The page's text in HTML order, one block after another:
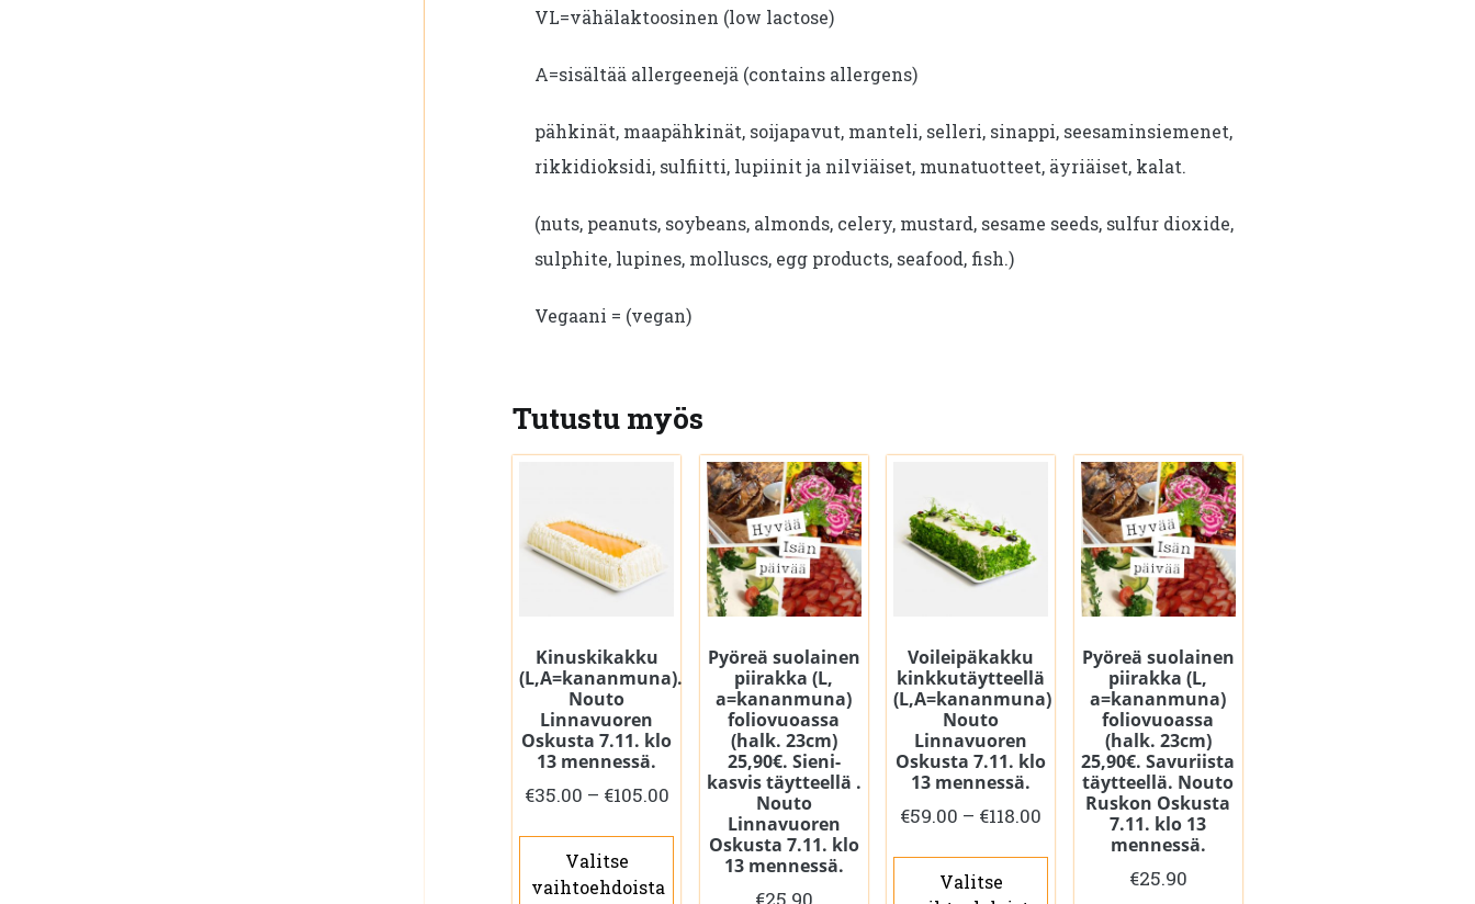
VL=vähälaktoosinen (low lactose)
A=sisältää allergeenejä (contains allergens)
pähkinät, maapähkinät, soijapavut, manteli, selleri, sinappi, seesaminsiemenet,
rikkidioksidi, sulfiitti, lupiinit ja nilviäiset, munatuotteet, äyriäiset, kalat.
(nuts, peanuts, soybeans, almonds, celery, mustard, sesame seeds, sulfur dioxide,
sulphite, lupines, molluscs, egg products, seafood, fish.)
Vegaani = (vegan)
Tutustu myös
Kinuskikakku
(L,A=kananmuna).
Nouto
Linnavuoren
Oskusta 7.11. klo
13 mennessä.
€35.00 – €105.00Hintaluokka:
€105.00
Valitse
vaihtoehdoista
Tällä
tuotteella
Pyöreä suolainen
piirakka (L,
a=kananmuna)
foliovuoassa
(halk. 23cm)
25,90€. Sieni-
kasvis täytteellä .
Nouto
Linnavuoren
Oskusta 7.11. klo
13 mennessä.
Voileipäkakku
kinkkutäytteellä
(L,A=kananmuna)
Nouto
Linnavuoren
Oskusta 7.11. klo
13 mennessä.
€59.00 – €118.00 Hintaluokka:
Valitse
Tällä
tuotteella
Pyöreä suolainen
piirakka (L,
a=kananmuna)
foliovuoassa
(halk. 23cm)
25,90€. Savuriista
täytteellä. Nouto
Ruskon Oskusta
7.11. klo 13
mennessä.
€25.90